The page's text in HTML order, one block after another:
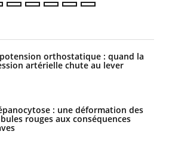
orthostatique : quand la
artérielle chute au lever
: une déformation des
rouges aux conséquences